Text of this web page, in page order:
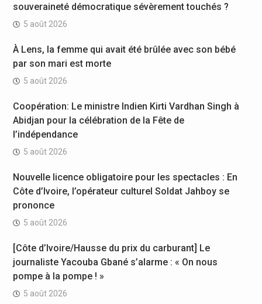
souveraineté démocratique sévèrement touchés ?
5 août 2026
À Lens, la femme qui avait été brûlée avec son bébé
par son mari est morte
5 août 2026
Coopération: Le ministre Indien Kirti Vardhan Singh à
Abidjan pour la célébration de la Fête de
l’indépendance
5 août 2026
Nouvelle licence obligatoire pour les spectacles : En
Côte d’Ivoire, l’opérateur culturel Soldat Jahboy se
prononce
5 août 2026
[Côte d’Ivoire/Hausse du prix du carburant] Le
journaliste Yacouba Gbané s’alarme : « On nous
pompe à la pompe ! »
5 août 2026